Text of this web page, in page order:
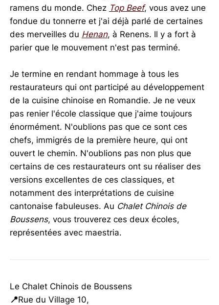
ramens du monde. Chez Top Beef, vous avez une
fondue du tonnerre et j'ai déjà parlé de certaines
des merveilles du Henan, à Renens. Il y a fort à
parier que le mouvement n'est pas terminé.
Je termine en rendant hommage à tous les
restaurateurs qui ont participé au développement
de la cuisine chinoise en Romandie. Je ne veux
pas renier l'école classique que j'aime toujours
énormément. N'oublions pas que ce sont ces
chefs, immigrés de la première heure, qui ont
ouvert le chemin. N'oublions pas non plus que
certains de ces restaurateurs ont su réaliser des
versions excellentes de ces classiques, et
notamment des interprétations de cuisine
cantonaise fabuleuses. Au Chalet Chinois de
Boussens, vous trouverez ces deux écoles,
représentées avec maestria.
Le Chalet Chinois de Boussens
📍Rue du Village 10,